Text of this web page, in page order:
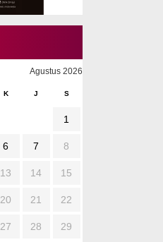
Agustus 2026
K J S
1
6 7 8
13 14 15
20 21 22
27 28 29